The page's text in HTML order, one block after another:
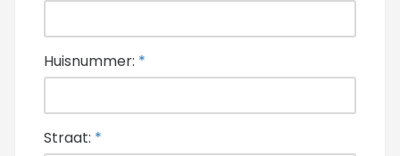
Huisnummer: *
Straat: *